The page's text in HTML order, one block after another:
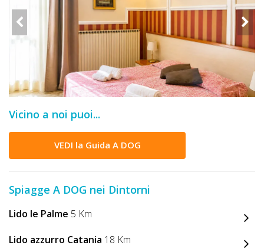
DOG
OFFERTE
A
INFO
DOG
CHIEDI
Vicino a noi puoi...
VEDI la Guida A DOG
Spiagge A DOG nei Dintorni
Lido le Palme 5 Km
Lido azzurro Catania 18 Km